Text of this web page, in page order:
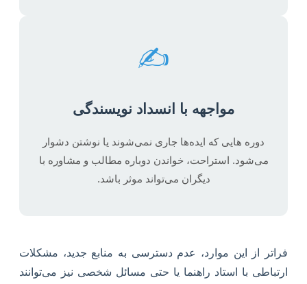
✍️
مواجهه با انسداد نویسندگی
دوره هایی که ایده‌ها جاری نمی‌شوند یا نوشتن دشوار
می‌شود. استراحت، خواندن دوباره مطالب و مشاوره با
دیگران می‌تواند موثر باشد.
فراتر از این موارد، عدم دسترسی به منابع جدید، مشکلات
ارتباطی با استاد راهنما یا حتی مسائل شخصی نیز می‌توانند